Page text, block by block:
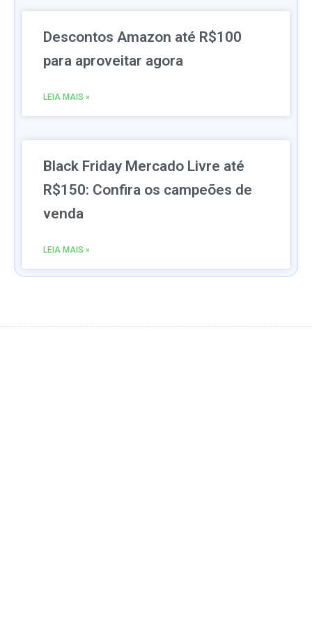
Descontos Amazon até R$100
para aproveitar agora
LEIA MAIS »
Black Friday Mercado Livre até
R$150: Confira os campeões de
venda
LEIA MAIS »